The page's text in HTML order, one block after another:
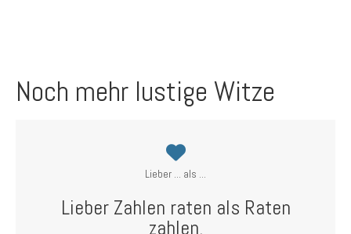
Noch mehr lustige Witze
Lieber ... als ...
Lieber Zahlen raten als Raten
zahlen.